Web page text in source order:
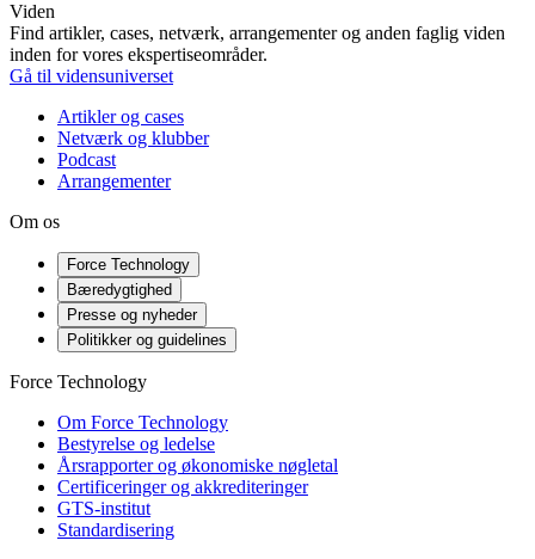
Viden
Find artikler, cases, netværk, arrangementer og anden faglig viden
inden for vores ekspertiseområder.
Gå til vidensuniverset
Artikler og cases
Netværk og klubber
Podcast
Arrangementer
Om os
Force Technology
Bæredygtighed
Presse og nyheder
Politikker og guidelines
Force Technology
Om Force Technology
Bestyrelse og ledelse
Årsrapporter og økonomiske nøgletal
Certificeringer og akkrediteringer
GTS-institut
Standardisering